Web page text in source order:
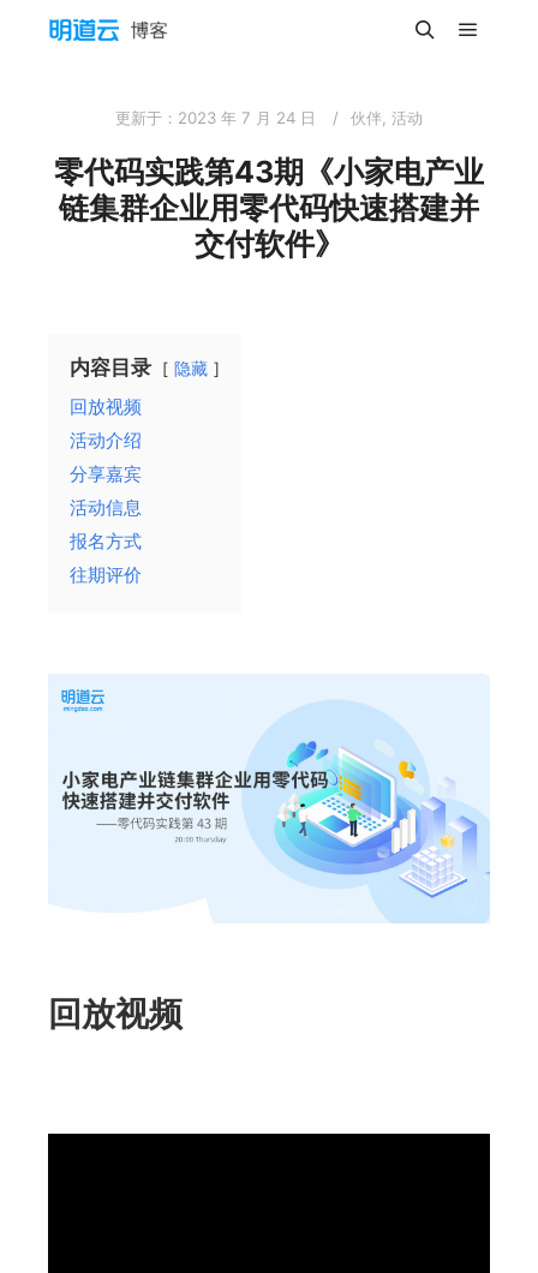
更新于： 2023 年 7 月 24 日 伙伴 活动
零代码实践第43期《小家电产业
链集群企业用零代码快速搭建并
交付软件》
内容目录 隐藏
回放视频
活动介绍
分享嘉宾
活动信息
报名方式
往期评价
回放视频